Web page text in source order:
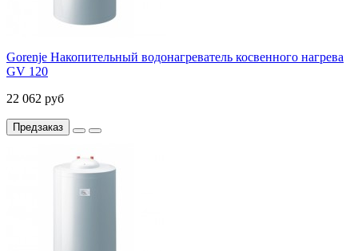
Gorenje Накопительный водонагреватель косвенного нагрева
GV 120
22 062 руб
Предзаказ